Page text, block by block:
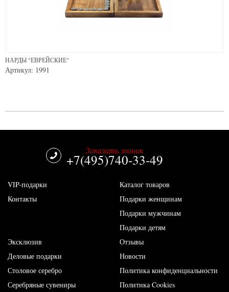
НАРДЫ "ЕВРЕЙСКИЕ"
Артикул: 1991
Заказать звонок
+7(495)740-33-49
VIP-подарки
Контакты
Каталог товаров
Подарки женщинам
Подарки мужчинам
Подарки детям
Эксклюзив
Деловые подарки
Столовое серебро
Серебряные сувениры
Отзывы
Новости
Политика конфиденциальности
Политика Cookies